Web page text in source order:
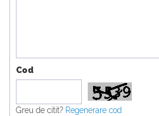
Cod
Greu de citit? Regenerare cod